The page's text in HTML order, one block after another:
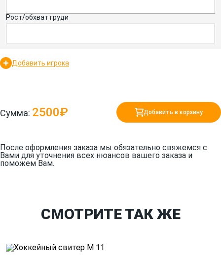
Рост/обхват груди
Добавить игрока
После оформления заказа мы обязательно свяжемся с
Вами для уточнения всех нюансов вашего заказа и
поможем Вам.
Сумма: 2500₽ Добавить в корзину
СМОТРИТЕ ТАК ЖЕ